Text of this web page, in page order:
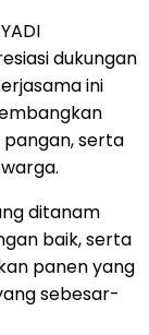
dukungan
ini
serta
ditanam
baik, serta
panen yang
sebesar-